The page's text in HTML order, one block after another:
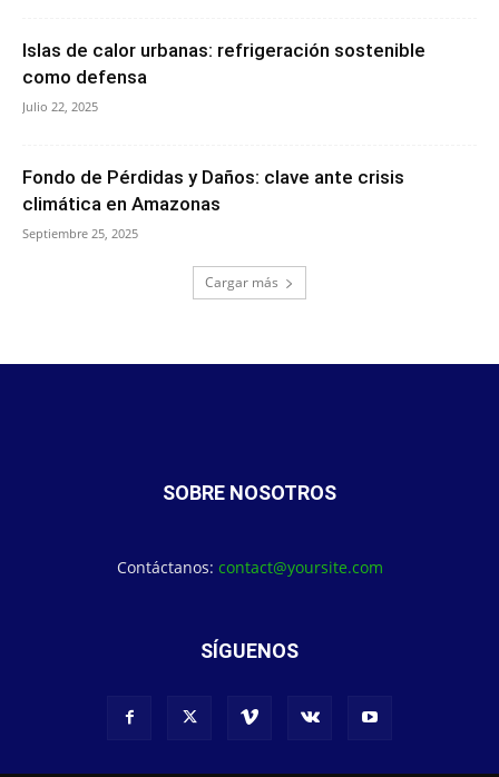
Islas de calor urbanas: refrigeración sostenible
como defensa
Julio 22, 2025
Fondo de Pérdidas y Daños: clave ante crisis
climática en Amazonas
Septiembre 25, 2025
Cargar más
SOBRE NOSOTROS
Contáctanos: contact@yoursite.com
SÍGUENOS